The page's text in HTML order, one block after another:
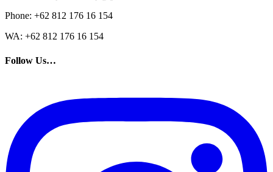
Phone: +62 812 176 16 154
WA: +62 812 176 16 154
Follow Us…